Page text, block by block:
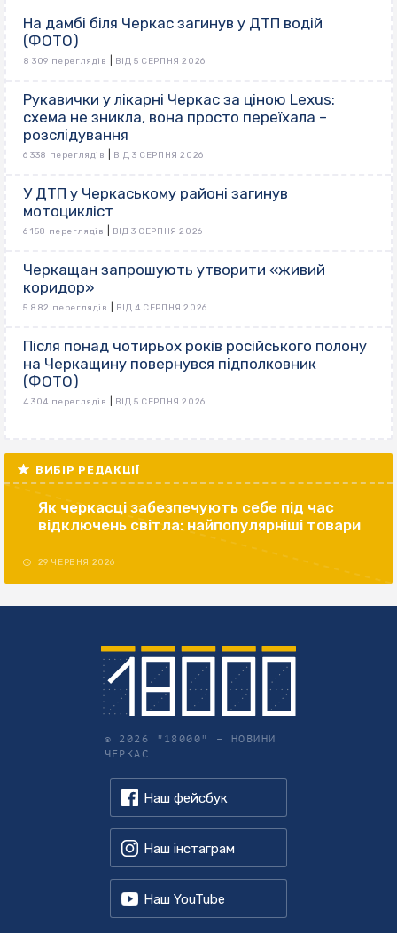
На дамбі біля Черкас загинув у ДТП водій
(ФОТО)
8 309 переглядів ВІД 5 СЕРПНЯ 2026
Рукавички у лікарні Черкас за ціною Lexus:
схема не зникла, вона просто переїхала –
розслідування
6 338 переглядів ВІД 3 СЕРПНЯ 2026
У ДТП у Черкаському районі загинув
мотоцикліст
6 158 переглядів ВІД 3 СЕРПНЯ 2026
Черкащан запрошують утворити «живий
коридор»
5 882 переглядів ВІД 4 СЕРПНЯ 2026
Після понад чотирьох років російського полону
на Черкащину повернувся підполковник
(ФОТО)
4 304 переглядів ВІД 5 СЕРПНЯ 2026
ВИБІР РЕДАКЦІЇ
Як черкасці забезпечують себе під час
відключень світла: найпопулярніші товари
29 ЧЕРВНЯ 2026
© 2026 "18000" – НОВИНИ
ЧЕРКАС
Наш фейсбук
Наш інстаграм
Наш YouTube